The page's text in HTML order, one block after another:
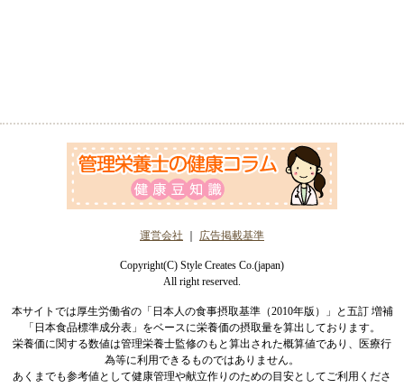
運営会社 広告掲載基準
Copyright(C) Style Creates Co.(japan)
All right reserved.
本サイトでは厚生労働省の「日本人の食事摂取基準（2010年版）」と五訂 増補
「日本食品標準成分表」をベースに栄養価の摂取量を算出しております。
栄養価に関する数値は管理栄養士監修のもと算出された概算値であり、医療行
為等に利用できるものではありません。
あくまでも参考値として健康管理や献立作りのための目安としてご利用くださ